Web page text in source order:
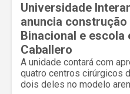
Universidade
anuncia
Binacional e escola
Caballero
A unidade contará com
quatro centros cirúrgicos
dois deles no modelo